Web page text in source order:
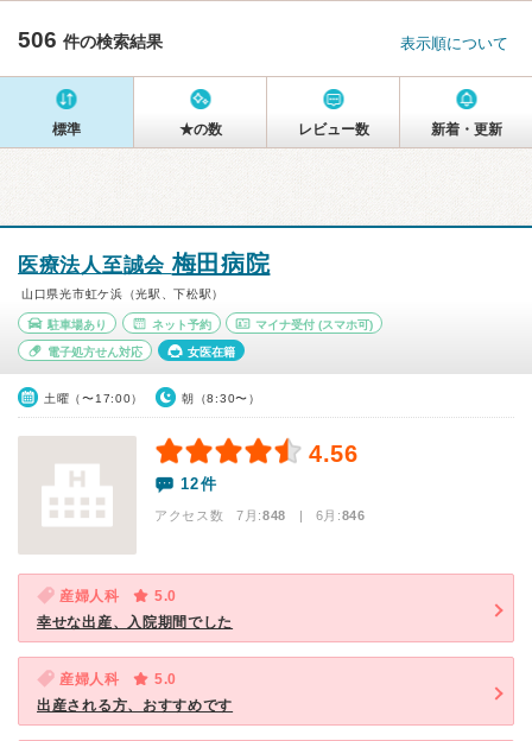
506 件の検索結果 表示順について
標準 ★の数 レビュー数 新着・更新
医療法人至誠会梅田病院
山口県光市虹ケ浜（光駅、下松駅）
駐車場あり ネット予約 マイナ受付 (スマホ可)
電子処方せん対応 女医在籍
土曜（〜17:00） 朝（8:30〜）
4.56
12件
アクセス数 7月:848 | 6月:846
産婦人科
5.0
幸せな出産、入院期間でした
産婦人科
5.0
出産される方、おすすめです